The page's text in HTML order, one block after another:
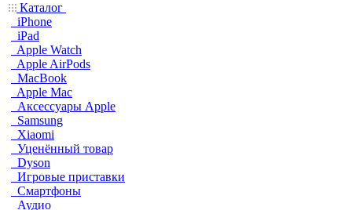
Каталог
iPhone
iPad
Apple Watch
Apple AirPods
MacBook
Apple Mac
Аксессуары Apple
Samsung
Xiaomi
Уценённый товар
Dyson
Игровые приставки
Смартфоны
Аудио